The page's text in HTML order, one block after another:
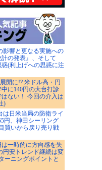
影響と更なる実施への
の発表』、そして
惑(利上げへの思惑に注
開に!? 米ドル高・円
に140円の大台打診
ない！ 今回の介入は
)
は日米当局の防衛ライ
円、神田シーリング
買いから戻り売り戦
一時的に方向感を失
円安トレンド継続は変
ーニングポイントと